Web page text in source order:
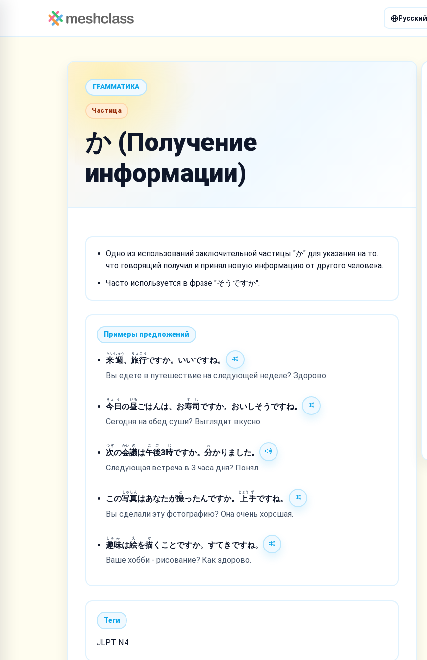
Русский
ГРАММАТИКА
Частица
か (Получение
информации)
Одно из использований заключительной частицы "か" для указания на то,
что говорящий получил и принял новую информацию от другого человека.
Часто используется в фразе "そうですか".
Примеры предложений
来
らい
週
しゅう
、旅
りょ
行
こう
ですか。いいですね。
Вы едете в путешествие на следующей неделе? Здорово.
今
きょ
日
う
の昼
ひる
ごはんは、お寿
す
司
し
ですか。おいしそうですね。
Сегодня на обед суши? Выглядит вкусно.
次
つぎ
の会
かい
議
ぎ
は午
ご
後
ご
3時
じ
ですか。分
わ
かりました。
Следующая встреча в 3 часа дня? Понял.
この写
しゃ
真
しん
はあなたが撮
と
ったんですか。 上
じょう
手
ず
ですね。
Вы сделали эту фотографию? Она очень хорошая.
趣
しゅ
味
み
は絵
え
を描
か
くことですか。すてきですね。
Ваше хобби - рисование? Как здорово.
Теги
JLPT N4